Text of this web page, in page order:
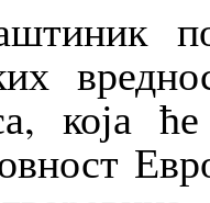
која